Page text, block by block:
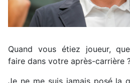
Quand vous étiez joueur,
faire dans votre après-carrière